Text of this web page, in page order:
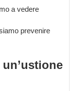
a vedere
prevenire